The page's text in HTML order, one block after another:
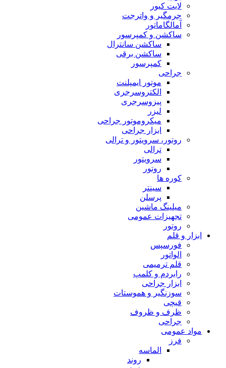
لایت کیور
جرمگیر و واترجت
آمالگاماتور
ساکشن و کمپرسور
ساکشن سانترال
ساکشن برقی
کمپرسور
جراحی
موتور ایمپلنت
الکتروسرجری
پیزوسرجری
لیزر
میکروموتور جراحی
ابزار جراحی
روتور، سرویتور و ترالی
ترالی
سرویتور
روتور
کوره ها
سینتر
پرسلن
میلینگ ماشین
تجهیزات عمومی
روتور
ابزار و قلم
فورسپس
الواتور
قلم ترمیمی
رابردم و کلمپ
ابزار جراحی
سوزنگیر و هموستات
قیچی
ظرف و ظروف
جراحی
مواد عمومی
فرز
الماسه
روند